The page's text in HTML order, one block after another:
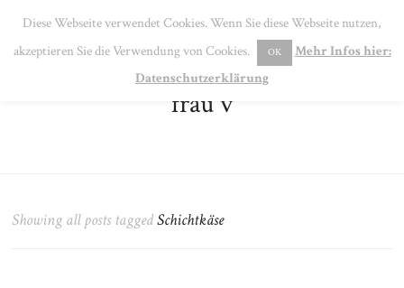
MENU
frau v
Showing all posts taggedSchichtkäse
Diese Webseite verwendet Cookies. Wenn Sie diese Webseite nutzen,
akzeptieren Sie die Verwendung von Cookies.
OK
Mehr Infos hier:
Datenschutzerklärung